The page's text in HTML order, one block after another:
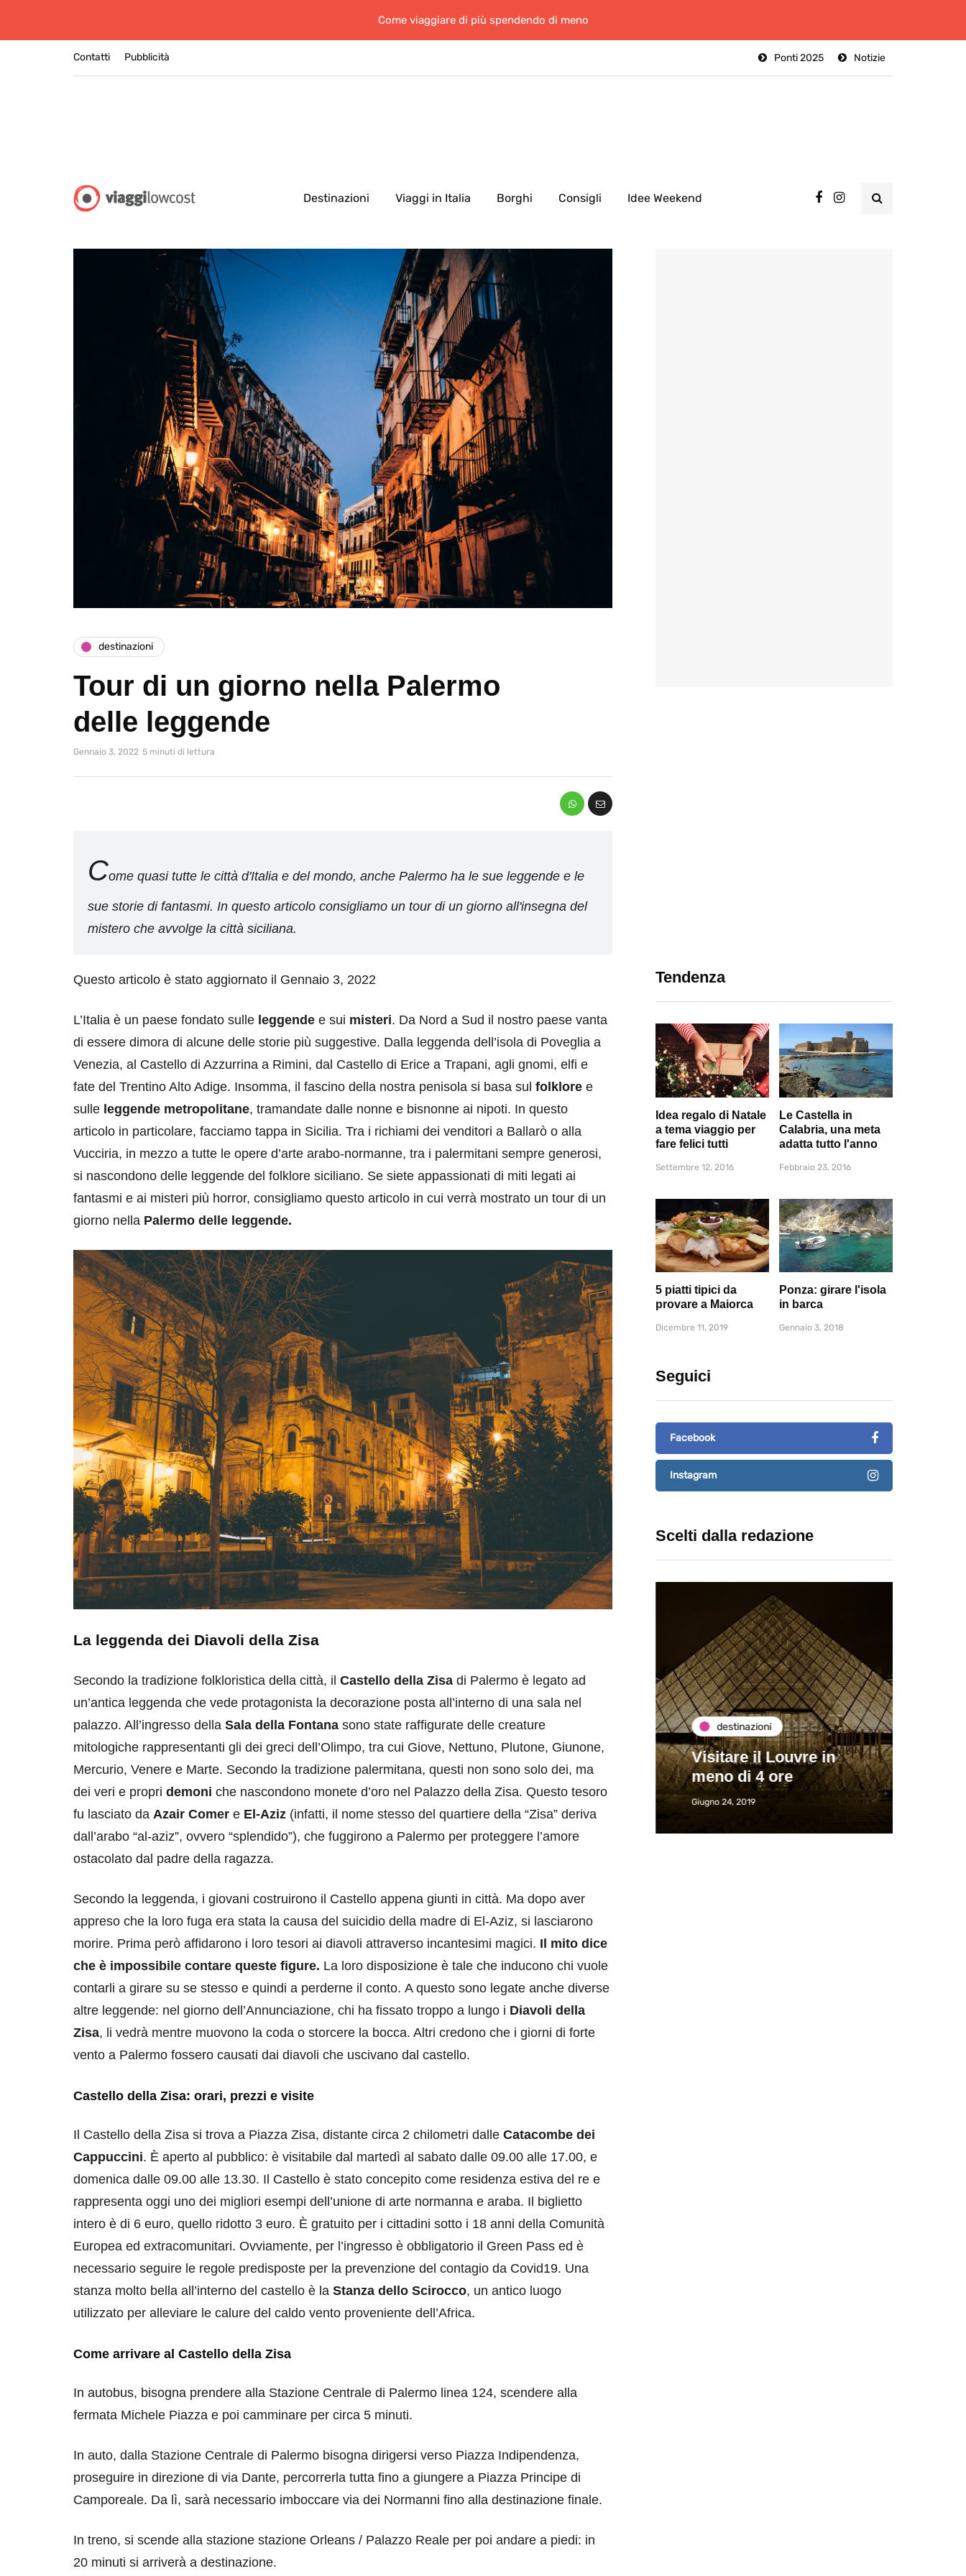
Come viaggiare di più spendendo di meno
Contatti Notizie
Ponti 2025
Pubblicità
Destinazioni Viaggi in Italia Borghi Consigli Idee Weekend
destinazioni
Tour di un giorno nella Palermo
delle leggende
Gennaio 3, 2022 5 minuti di lettura
Come quasi tutte le città d'Italia e del mondo, anche Palermo ha le sue leggende e le
sue storie di fantasmi. In questo articolo consigliamo un tour di un giorno all'insegna del
mistero che avvolge la città siciliana.
Questo articolo è stato aggiornato il Gennaio 3, 2022
L’Italia è un paese fondato sulle leggende e sui misteri. Da Nord a Sud il nostro paese vanta
di essere dimora di alcune delle storie più suggestive. Dalla leggenda dell’isola di Poveglia a
Venezia, al Castello di Azzurrina a Rimini, dal Castello di Erice a Trapani, agli gnomi, elfi e
fate del Trentino Alto Adige. Insomma, il fascino della nostra penisola si basa sul folklore e
sulle leggende metropolitane, tramandate dalle nonne e bisnonne ai nipoti. In questo
articolo in particolare, facciamo tappa in Sicilia. Tra i richiami dei venditori a Ballarò o alla
Vucciria, in mezzo a tutte le opere d’arte arabo-normanne, tra i palermitani sempre generosi,
si nascondono delle leggende del folklore siciliano. Se siete appassionati di miti legati ai
fantasmi e ai misteri più horror, consigliamo questo articolo in cui verrà mostrato un tour di un
giorno nella Palermo delle leggende.
La leggenda dei Diavoli della Zisa
Secondo la tradizione folkloristica della città, il Castello della Zisa di Palermo è legato ad
un’antica leggenda che vede protagonista la decorazione posta all’interno di una sala nel
palazzo. All’ingresso della Sala della Fontana sono state raffigurate delle creature
mitologiche rappresentanti gli dei greci dell’Olimpo, tra cui Giove, Nettuno, Plutone, Giunone,
Mercurio, Venere e Marte. Secondo la tradizione palermitana, questi non sono solo dei, ma
dei veri e propri demoni che nascondono monete d’oro nel Palazzo della Zisa. Questo tesoro
fu lasciato da Azair Comer e El-Aziz (infatti, il nome stesso del quartiere della “Zisa” deriva
dall’arabo “al-aziz”, ovvero “splendido”), che fuggirono a Palermo per proteggere l’amore
ostacolato dal padre della ragazza.
Secondo la leggenda, i giovani costruirono il Castello appena giunti in città. Ma dopo aver
appreso che la loro fuga era stata la causa del suicidio della madre di El-Aziz, si lasciarono
morire. Prima però affidarono i loro tesori ai diavoli attraverso incantesimi magici. Il mito dice
che è impossibile contare queste figure. La loro disposizione è tale che inducono chi vuole
contarli a girare su se stesso e quindi a perderne il conto. A questo sono legate anche diverse
altre leggende: nel giorno dell’Annunciazione, chi ha fissato troppo a lungo i Diavoli della
Zisa, li vedrà mentre muovono la coda o storcere la bocca. Altri credono che i giorni di forte
vento a Palermo fossero causati dai diavoli che uscivano dal castello.
Castello della Zisa: orari, prezzi e visite
Il Castello della Zisa si trova a Piazza Zisa, distante circa 2 chilometri dalle Catacombe dei
Cappuccini. È aperto al pubblico: è visitabile dal martedì al sabato dalle 09.00 alle 17.00, e
domenica dalle 09.00 alle 13.30. Il Castello è stato concepito come residenza estiva del re e
rappresenta oggi uno dei migliori esempi dell’unione di arte normanna e araba. Il biglietto
intero è di 6 euro, quello ridotto 3 euro. È gratuito per i cittadini sotto i 18 anni della Comunità
Europea ed extracomunitari. Ovviamente, per l’ingresso è obbligatorio il Green Pass ed è
necessario seguire le regole predisposte per la prevenzione del contagio da Covid19. Una
stanza molto bella all’interno del castello è la Stanza dello Scirocco, un antico luogo
utilizzato per alleviare le calure del caldo vento proveniente dell’Africa.
Come arrivare al Castello della Zisa
In autobus, bisogna prendere alla Stazione Centrale di Palermo linea 124, scendere alla
fermata Michele Piazza e poi camminare per circa 5 minuti.
In auto, dalla Stazione Centrale di Palermo bisogna dirigersi verso Piazza Indipendenza,
proseguire in direzione di via Dante, percorrerla tutta fino a giungere a Piazza Principe di
Camporeale. Da lì, sarà necessario imboccare via dei Normanni fino alla destinazione finale.
In treno, si scende alla stazione stazione Orleans / Palazzo Reale per poi andare a piedi: in
20 minuti si arriverà a destinazione.
Tendenza
Idea regalo di Natale
a tema viaggio per
fare felici tutti
Settembre 12, 2016
Le Castella in
Calabria, una meta
adatta tutto l'anno
Febbraio 23, 2016
5 piatti tipici da
provare a Maiorca
Dicembre 11, 2019
Ponza: girare l'isola
in barca
Gennaio 3, 2018
Seguici
Facebook
Instagram
Scelti dalla redazione
il Louvre in
di 4 ore
destinazioni
Paros e la Grecia di
Immaturi il Viaggio
eventi
Eventi di aprile 2026 a
Rimini e dintorni
destinazioni
Visitare il Louvre in
meno di 4 ore
Giugno 24, 2019